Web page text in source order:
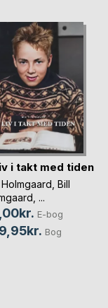
i takt med tiden
Bill
, ...
E-bog
Bog